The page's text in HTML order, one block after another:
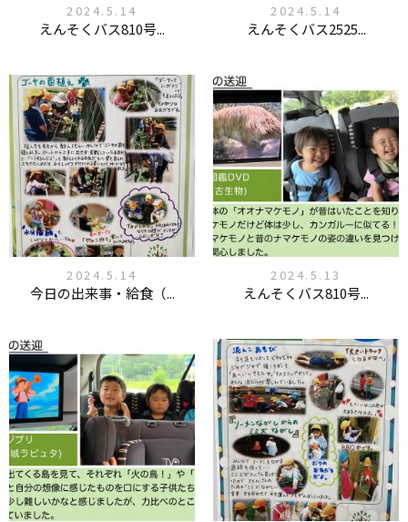
2024.5.14
えんそくバス810号...
2024.5.14
えんそくバス2525...
2024.5.14
今日の出来事・給食（...
2024.5.13
えんそくバス810号...